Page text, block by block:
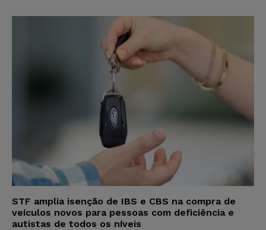
STF amplia isenção de IBS e CBS na compra de
veículos novos para pessoas com deficiência e
autistas de todos os níveis